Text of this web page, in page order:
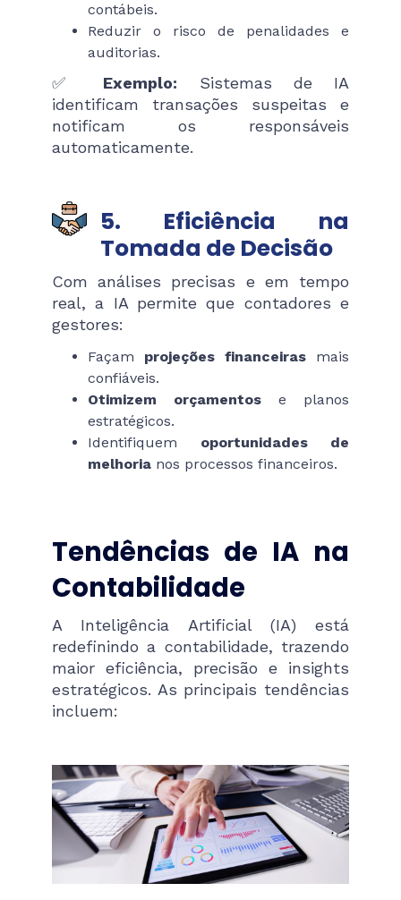
contábeis.
Reduzir o risco de penalidades e
auditorias.
✅ Exemplo: Sistemas de IA
identificam transações suspeitas e
notificam os responsáveis
automaticamente.
5. Eficiência na
Tomada de Decisão
Com análises precisas e em tempo
real, a IA permite que contadores e
gestores:
Façam projeções financeirasmais
confiáveis.
Otimizem orçamentos e planos
estratégicos.
Identifiquem oportunidades de
melhoria nos processos financeiros.
Tendências de IA na
Contabilidade
A Inteligência Artificial (IA) está
redefinindo a contabilidade, trazendo
maior eficiência, precisão e insights
estratégicos. As principais tendências
incluem: